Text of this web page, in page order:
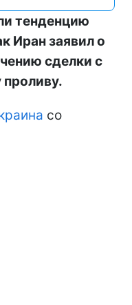
тенденцию
Иран заявил о
сделки с
со